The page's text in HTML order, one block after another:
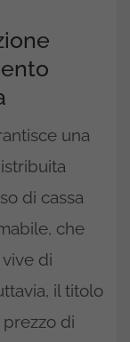
una
di cassa
che
di
il titolo
di